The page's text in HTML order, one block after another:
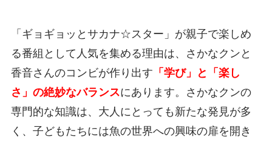
「ギョギョッとサカナ☆スター」が親子で楽しめ
る番組として人気を集める理由は、さかなクンと
香音さんのコンビが作り出す 「学び」と「楽し
さ」の絶妙なバランスにあります。さかなクンの
専門的な知識は、大人にとっても新たな発見が多
く、子どもたちには魚の世界への興味の扉を開き